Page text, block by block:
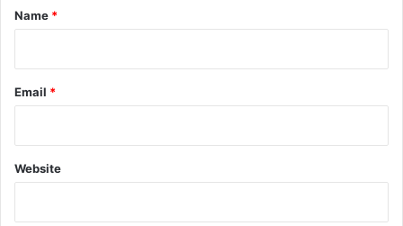
श
की
रि
*
Name *
Email *
Website